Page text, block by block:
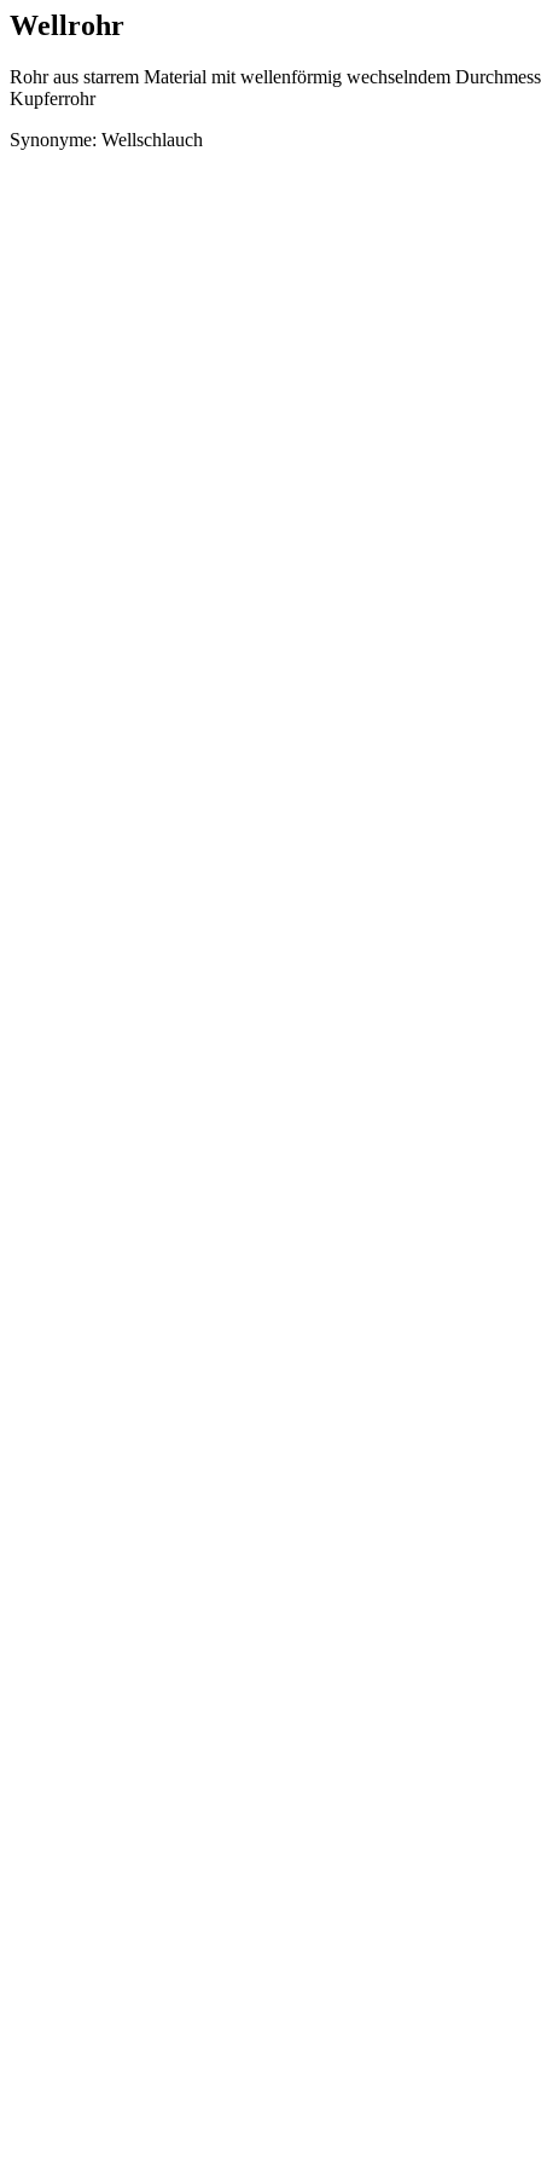
Wellrohr
Rohr aus starrem Material mit wellenförmig wechselndem
Kupferrohr
Synonyme: Wellschlauch